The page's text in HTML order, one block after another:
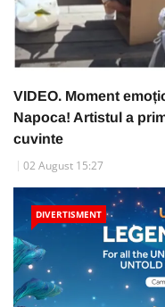
VIDEO. Moment
Napoca! Artistul a
cuvinte
02 August 15:27
DIVERTISMENT